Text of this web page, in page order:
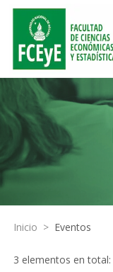
Inicio > Eventos
3 elementos en total: